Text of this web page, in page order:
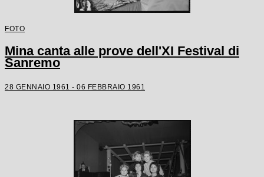
FOTO
Mina canta alle prove dell'XI Festival di
Sanremo
28 GENNAIO 1961 - 06 FEBBRAIO 1961